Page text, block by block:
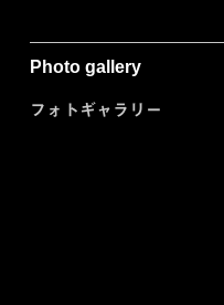
Photo gallery
フォトギャラリー